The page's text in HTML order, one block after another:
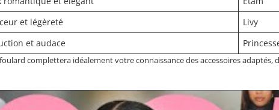
et légèreté
Livy
et audace
complettera idéalement votre connaissance des accessoires adaptés,